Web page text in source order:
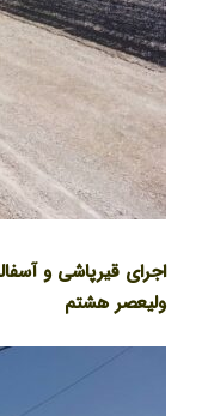
اجرای قیرپاشی و
ولیعصر هشتم